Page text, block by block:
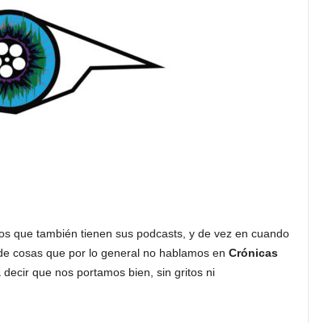
que también tienen sus podcasts, y de vez en cuando
cosas que por lo general no hablamos en Crónicas
que nos portamos bien, sin gritos ni